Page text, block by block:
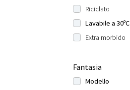
Riciclato
Lavabile a 30ºC
Extra morbido
Fantasia
Modello